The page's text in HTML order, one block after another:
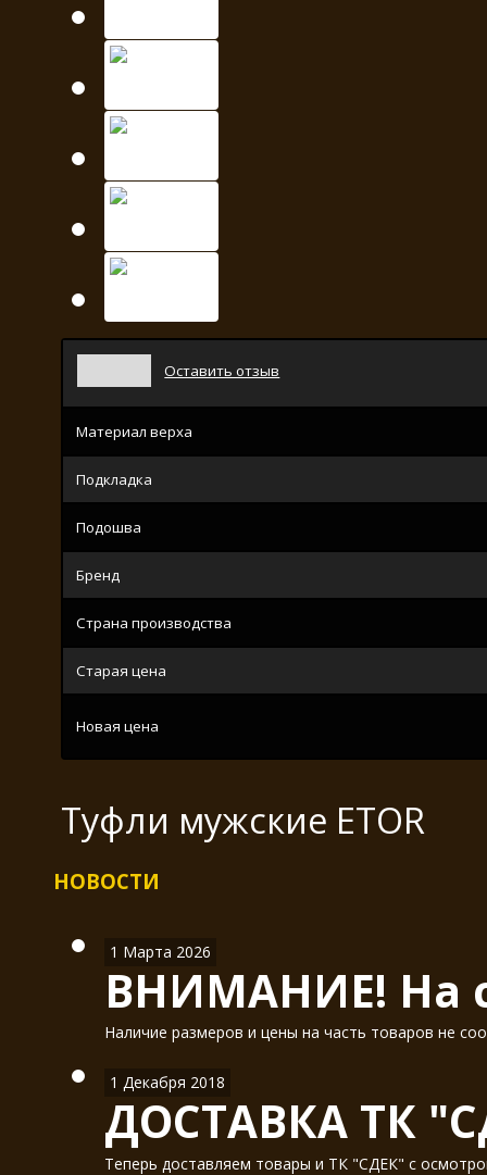
Оставить отзыв
Материал верха
Подкладка
Подошва
Бренд
Страна производства
Старая цена
Новая цена
Туфли мужские ETOR
НОВОСТИ
1 Марта 2026
ВНИМАНИЕ! На
Наличие размеров и цены на часть товаров не
1 Декабря 2018
ДОСТАВКА ТК
Теперь доставляем товары и ТК "СДЕК" с